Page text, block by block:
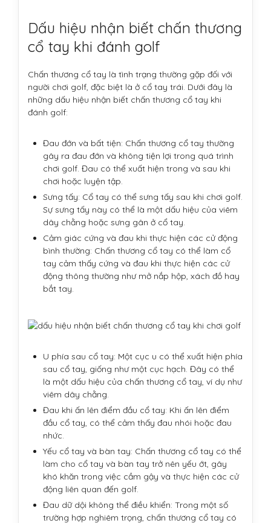
Dấu hiệu nhận biết chấn thương
cổ tay khi đánh golf
Chấn thương cổ tay là tình trạng thường gặp đối với
người chơi golf, đặc biệt là ở cổ tay trái. Dưới đây là
những dấu hiệu nhận biết chấn thương cổ tay khi
đánh golf:
Đau đớn và bất tiện: Chấn thương cổ tay thường
gây ra đau đớn và không tiện lợi trong quá trình
chơi golf. Đau có thể xuất hiện trong và sau khi
chơi hoặc luyện tập.
Sưng tấy: Cổ tay có thể sưng tấy sau khi chơi golf.
Sự sưng tấy này có thể là một dấu hiệu của viêm
dây chằng hoặc sưng gân ở cổ tay.
Cảm giác cứng và đau khi thực hiện các cử động
bình thường: Chấn thương cổ tay có thể làm cổ
tay cảm thấy cứng và đau khi thực hiện các cử
động thông thường như mở nắp hộp, xách đồ hay
bắt tay.
U phía sau cổ tay: Một cục u có thể xuất hiện phía
sau cổ tay, giống như một cục hạch. Đây có thể
là một dấu hiệu của chấn thương cổ tay, ví dụ như
viêm dây chằng.
Đau khi ấn lên điểm đầu cổ tay: Khi ấn lên điểm
đầu cổ tay, có thể cảm thấy đau nhói hoặc đau
nhức.
Yếu cổ tay và bàn tay: Chấn thương cổ tay có thể
làm cho cổ tay và bàn tay trở nên yếu ớt, gây
khó khăn trong việc cầm gậy và thực hiện các cử
động liên quan đến golf.
Đau dữ dội không thể điều khiển: Trong một số
trường hợp nghiêm trọng, chấn thương cổ tay có